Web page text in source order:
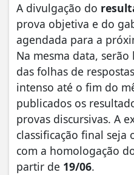
A divulgação do
prova objetiva e do
agendada para a
Na mesma data,
das folhas de
intenso até o fim do
publicados os
provas discursivas. A
classificação final seja
com a homologação
partir de 19/06.